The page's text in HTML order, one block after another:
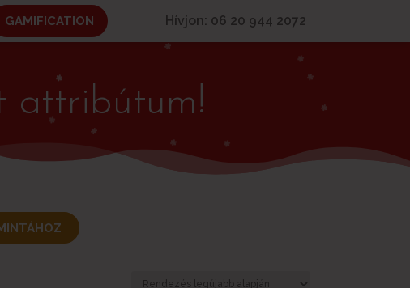
GAMIFICATION Hívjon: 06 20 944 2072
attribútum!